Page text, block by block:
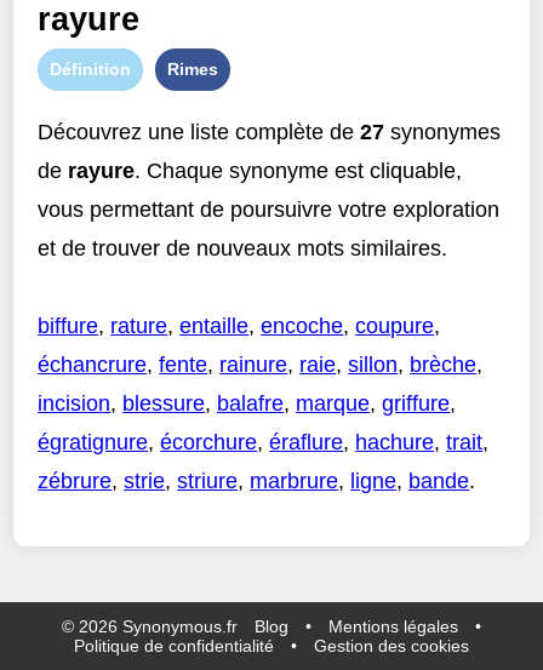
rayure
Définition Rimes
Découvrez une liste complète de27 synonymes
de rayure. Chaque synonyme est cliquable,
vous permettant de poursuivre votre exploration
et de trouver de nouveaux mots similaires.
biffure, rature,entaille,encoche,coupure,
échancrure,fente, rainure, raie,sillon, brèche,
incision, blessure, balafre, marque,griffure,
égratignure,écorchure,éraflure, hachure,trait,
zébrure,strie,striure, marbrure, ligne, bande.
© 2026 Synonymous.fr Blog • Mentions légales
•
Politique de confidentialité
• Gestion des cookies